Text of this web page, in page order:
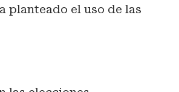
planteado el uso de las